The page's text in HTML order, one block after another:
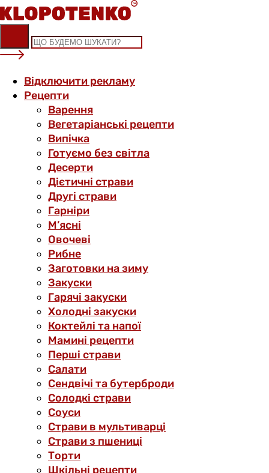
Skip
to
content
Відключити рекламу
Рецепти
Варення
Вегетаріанські рецепти
Випічка
Готуємо без світла
Десерти
Дієтичні страви
Другі страви
Гарніри
М’ясні
Овочеві
Рибне
Заготовки на зиму
Закуски
Гарячі закуски
Холодні закуски
Коктейлі та напої
Мамині рецепти
Перші страви
Салати
Сендвічі та бутерброди
Солодкі страви
Соуси
Страви в мультиварці
Страви з пшениці
Торти
Шкільні рецепти